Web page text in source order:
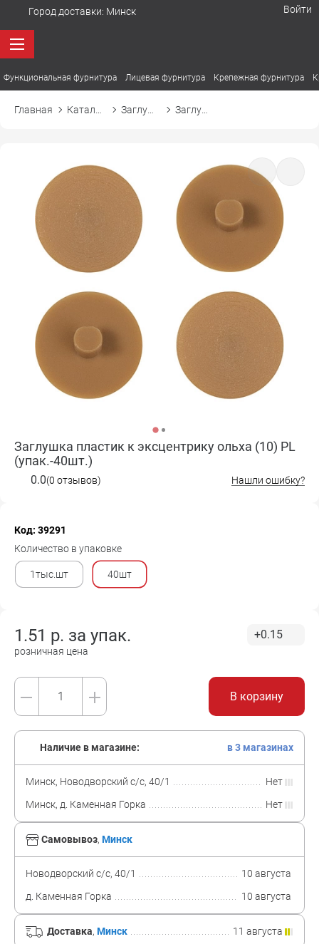
Город доставки: Минск Войти
Функциональная фурнитура Лицевая фурнитура Крепежная фурнитура
Главная
Заглушка пластик к эксцентрику ольха (10) PL
(упак.-40шт.)
0.0(0 отзывов) Нашли ошибку?
Код: 39291
Количество в упаковке
1тыс.шт 40шт
1.51 р. за упак.
розничная цена
+0.15
В корзину
Самовывоз, Минск
Новодворский с/с, 40/1
10 августа
д. Каменная Горка
10 августа
Доставка, Минск 11 августа
Наличие в магазине: в 3 магазинах
Минск, Новодворский с/с, 40/1
Нет
Минск, д. Каменная Горка
Нет